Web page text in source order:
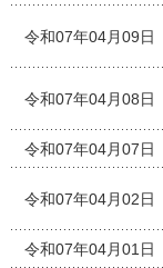
令和07年04月09日
令和07年04月08日
令和07年04月07日
令和07年04月02日
令和07年04月01日